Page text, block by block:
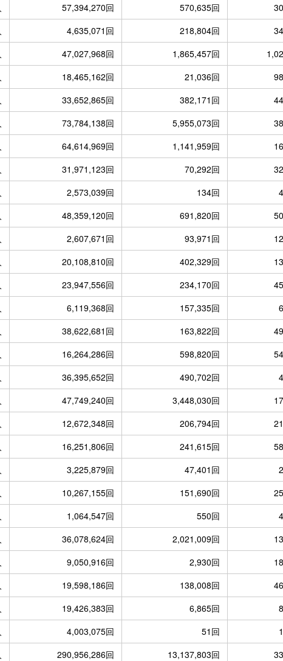
57,394,270回 570,635回
4,635,071回 218,804回
47,027,968回 1,865,457回
18,465,162回 21,036回
33,652,865回 382,171回
73,784,138回 5,955,073回
64,614,969回 1,141,959回
31,971,123回 70,292回
2,573,039回 134回
48,359,120回 691,820回
2,607,671回 93,971回
20,108,810回 402,329回
23,947,556回 234,170回
6,119,368回 157,335回
38,622,681回 163,822回
16,264,286回 598,820回
36,395,652回 490,702回
47,749,240回 3,448,030回
12,672,348回 206,794回
16,251,806回 241,615回
3,225,879回 47,401回
10,267,155回 151,690回
1,064,547回 550回
36,078,624回 2,021,009回
9,050,916回 2,930回
19,598,186回 138,008回
19,426,383回 6,865回
4,003,075回 51回
290,956,286回 13,137,803回